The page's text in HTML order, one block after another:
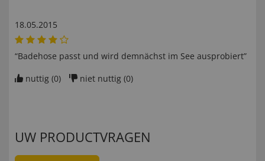
18.05.2015
“Badehose passt und wird demnächst im See ausprobiert”
nuttig (0) niet nuttig (0)
UW PRODUCTVRAGEN